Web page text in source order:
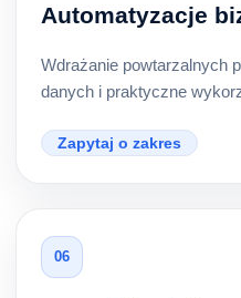
Automatyzacje
Wdrażanie powtarzalnych
danych i praktyczne
Zapytaj o zakres
06